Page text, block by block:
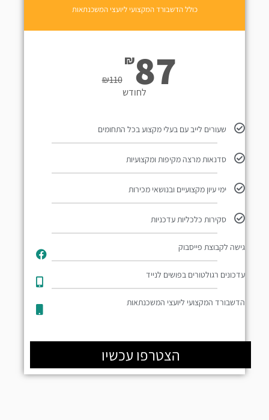
כולל הדשבורד המקצועי ליועצי המשכנתאות
₪110
₪87לחודש
שעורים לייב עם בעלי מקצוע בכל התחומים
סדנאות מרצה מקיפות ומקצועיות
ימי עיון מקצועיים ובנושאי מכירות
סקירות כלכליות עדכניות
גישה לקבוצת פייסבוק
עדכונים רגולטורים בפושים לנייד​
הדשבורד המקצועי ליועצי המשכנתאות
הצטרפו עכשיו